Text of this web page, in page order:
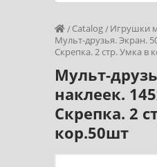
Catalog
Игрушки
Мульт-друзья. Экран.
Скрепка. 2 стр. Умка в
Мульт-
наклеек.
Скрепка. 2
кор.50шт